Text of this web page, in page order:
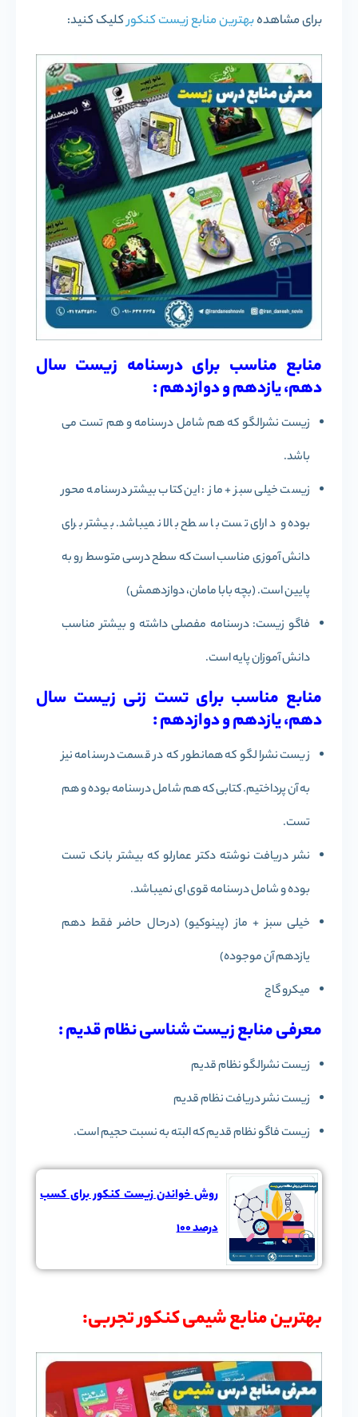
برای مشاهدهبهترین منابع زیست کنکورکلیک کنید:
منابع مناسب برای درسنامه زیست سال
دهم، یازدهم و دوازدهم :
زیست نشرالگو که هم شامل درسنامه و هم تست می
باشد.
زیست خیلی سبز + ماز : این کتاب بیشتر درسنامه محور
بوده و دارای تست با سطح بالا نمیباشد. بیشتر برای
دانش آموزی مناسب است که سطح درسی متوسط رو به
پایین است. (بچه بابا مامان، دوازدهمش)
فاگو زیست: درسنامه مفصلی داشته و بیشتر مناسب
دانش آموزان پایه است.
منابع مناسب برای تست زنی زیست سال
دهم، یازدهم و دوازدهم :
زیست نشرالگو که همانطور که در قسمت درسنامه نیز
به آن پرداختیم. کتابی که هم شامل درسنامه بوده و هم
تست.
نشر دریافت نوشته دکتر عمارلو که بیشتر بانک تست
بوده و شامل درسنامه قوی ای نمیباشد.
خیلی سبز + ماز (پینوکیو) (درحال حاضر فقط دهم
یازدهم آن موجوده)
میکرو گاج
معرفی منابع زیست شناسی نظام قدیم :
زیست نشرالگو نظام قدیم
زیست نشر دریافت نظام قدیم
زیست فاگو نظام قدیم که البته به نسبت حجیم است.
روش خواندن زیست کنکور برای کسب
درصد 100
بهترین منابع شیمی کنکور تجربی: